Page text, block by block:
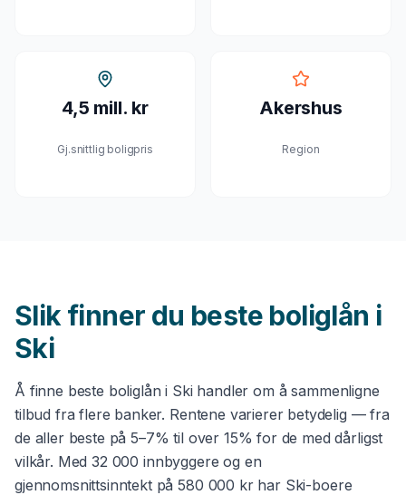
4,5 mill. kr
Gj.snittlig boligpris
Akershus
Region
Slik finner du beste boliglån i
Ski
Å finne beste boliglån i Ski handler om å sammenligne
tilbud fra flere banker. Rentene varierer betydelig — fra
de aller beste på 5–7% til over 15% for de med dårligst
vilkår. Med32 000 innbyggere og en
gjennomsnittsinntekt på580 000 krhar Ski-boere